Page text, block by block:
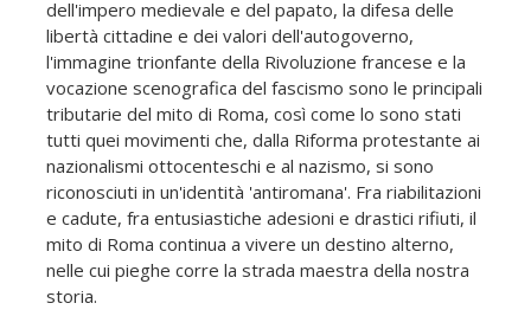
dell'impero medievale e del papato, la difesa delle
libertà cittadine e dei valori dell'autogoverno,
l'immagine trionfante della Rivoluzione francese e la
vocazione scenografica del fascismo sono le principali
tributarie del mito di Roma, così come lo sono stati
tutti quei movimenti che, dalla Riforma protestante ai
nazionalismi ottocenteschi e al nazismo, si sono
riconosciuti in un'identità 'antiromana'. Fra riabilitazioni
e cadute, fra entusiastiche adesioni e drastici rifiuti, il
mito di Roma continua a vivere un destino alterno,
nelle cui pieghe corre la strada maestra della nostra
storia.